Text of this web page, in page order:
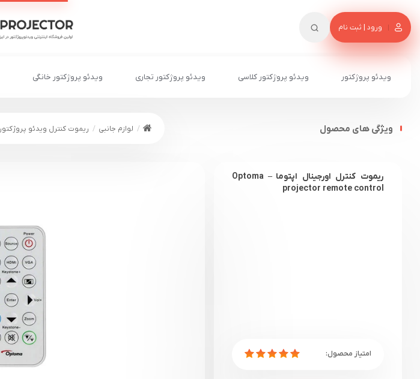
ورود | ثبت نام
ویدئو پروژکتور ویدئو پروژکتور کلاسی ویدئو پروژکتور تجاری ویدئو پروژکتور خانگی
لوازم جانبی ریموت کنترل ویدئو پروژکتور ویژگی های محصول
ریموت کنترل اورجینال اپتوما – Optoma
projector remote control